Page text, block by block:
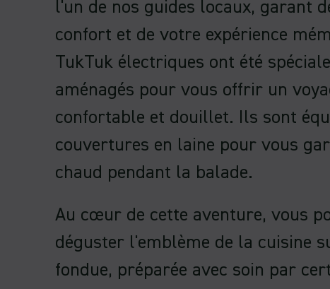
l'un de nos guides locaux, garant
confort et de votre expérience
TukTuk électriques ont été
aménagés pour vous offrir un
confortable et douillet. Ils sont
couvertures en laine pour vous
chaud pendant la balade.
Au cœur de cette aventure, vous
déguster l'emblème de la cuisine
fondue, préparée avec soin par